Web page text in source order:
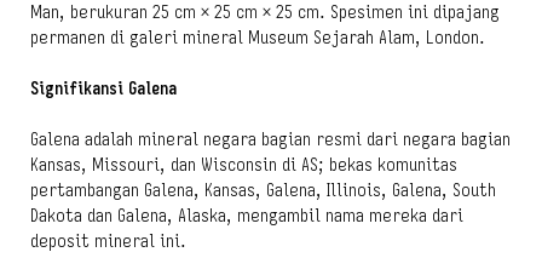
Man, berukuran 25 cm × 25 cm × 25 cm. Spesimen ini dipajang
permanen di galeri mineral Museum Sejarah Alam, London.
Signifikansi Galena
Galena adalah mineral negara bagian resmi dari negara bagian
Kansas, Missouri, dan Wisconsin di AS; bekas komunitas
pertambangan Galena, Kansas, Galena, Illinois, Galena, South
Dakota dan Galena, Alaska, mengambil nama mereka dari
deposit mineral ini.